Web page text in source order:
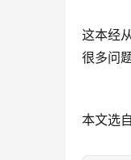
这本经
很多问
本文选